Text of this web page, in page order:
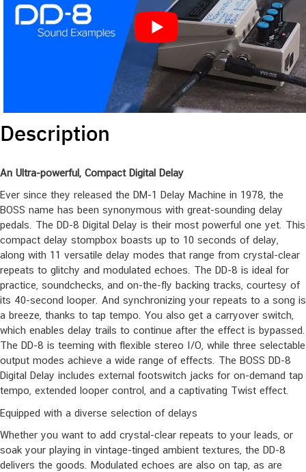
Description
An Ultra-powerful, Compact Digital Delay
Ever since they released the DM-1 Delay Machine in 1978, the
BOSS name has been synonymous with great-sounding delay
pedals. The DD-8 Digital Delay is their most powerful one yet. This
compact delay stompbox boasts up to 10 seconds of delay,
along with 11 versatile delay modes that range from crystal-clear
repeats to glitchy and modulated echoes. The DD-8 is ideal for
practice, soundchecks, and on-the-fly backing tracks, courtesy of
its 40-second looper. And synchronizing your repeats to a song is
a breeze, thanks to tap tempo. You also get a carryover switch,
which enables delay trails to continue after the effect is bypassed.
The DD-8 is teeming with flexible stereo I/O, while three selectable
output modes achieve a wide range of effects. The BOSS DD-8
Digital Delay includes external footswitch jacks for on-demand tap
tempo, extended looper control, and a captivating Twist effect.
Equipped with a diverse selection of delays
Whether you want to add crystal-clear repeats to your leads, or
soak your playing in vintage-tinged ambient textures, the DD-8
delivers the goods. Modulated echoes are also on tap, as are